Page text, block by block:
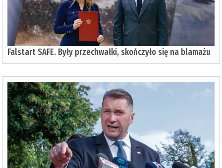
Falstart SAFE. Były przechwałki, skończyło się na blamażu